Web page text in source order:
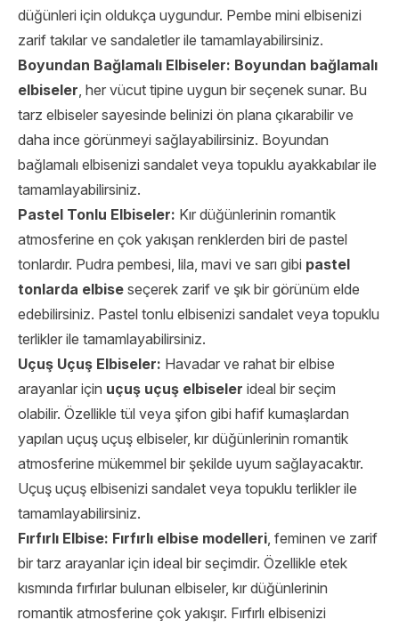
düğünleri için oldukça uygundur. Pembe mini elbisenizi
zarif takılar ve sandaletler ile tamamlayabilirsiniz.
Boyundan Bağlamalı Elbiseler: Boyundan bağlamalı
elbiseler, her vücut tipine uygun bir seçenek sunar. Bu
tarz elbiseler sayesinde belinizi ön plana çıkarabilir ve
daha ince görünmeyi sağlayabilirsiniz. Boyundan
bağlamalı elbisenizi sandalet veya topuklu ayakkabılar ile
tamamlayabilirsiniz.
Pastel Tonlu Elbiseler: Kır düğünlerinin romantik
atmosferine en çok yakışan renklerden biri de pastel
tonlardır. Pudra pembesi, lila, mavi ve sarı gibi pastel
tonlarda elbise seçerek zarif ve şık bir görünüm elde
edebilirsiniz. Pastel tonlu elbisenizi sandalet veya topuklu
terlikler ile tamamlayabilirsiniz.
Uçuş Uçuş Elbiseler: Havadar ve rahat bir elbise
arayanlar için uçuş uçuş elbiseler ideal bir seçim
olabilir. Özellikle tül veya şifon gibi hafif kumaşlardan
yapılan uçuş uçuş elbiseler, kır düğünlerinin romantik
atmosferine mükemmel bir şekilde uyum sağlayacaktır.
Uçuş uçuş elbisenizi sandalet veya topuklu terlikler ile
tamamlayabilirsiniz.
Fırfırlı Elbise: Fırfırlı elbise modelleri, feminen ve zarif
bir tarz arayanlar için ideal bir seçimdir. Özellikle etek
kısmında fırfırlar bulunan elbiseler, kır düğünlerinin
romantik atmosferine çok yakışır. Fırfırlı elbisenizi